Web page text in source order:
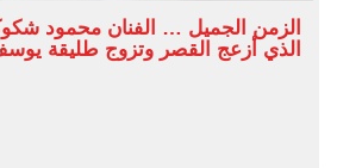
الزمن الجميل … الفنان محمود
الذي أزعج القصر وتزوج طليقة